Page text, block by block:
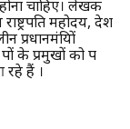
चाहिए। लेखक
महोदय, देश
के प्रमुखों को पत्र
हैं ।